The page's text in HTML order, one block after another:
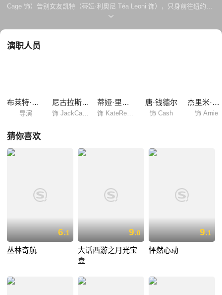
Cage 饰）告别女友凯特（蒂娅·利奥尼 Téa Leoni 饰），只身前往纽约打
拼。13年后，杰克已然成为华尔街炙手可热的投资经纪人，他的事业一帆
醒来时，发现自己身在新泽西老家，凯特成为他的妻子，两人更育有两个
演职人员
布莱特·拉特纳
导演
尼古拉斯·凯奇 蒂娅·里欧妮 唐·钱德尔
饰 Cash
杰里米·皮文
饰 Arnie
猜你喜欢
6.1
丛林奇航
9.0
大话西游之月光宝
盒
9.1
怦然心动